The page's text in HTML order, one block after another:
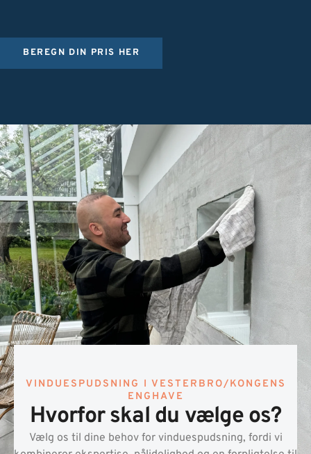
BEREGN DIN PRIS HER
VINDUESPUDSNING I VESTERBRO/KONGENS
ENGHAVE
Hvorfor skal du vælge os?
Vælg os til dine behov for vinduespudsning, fordi vi